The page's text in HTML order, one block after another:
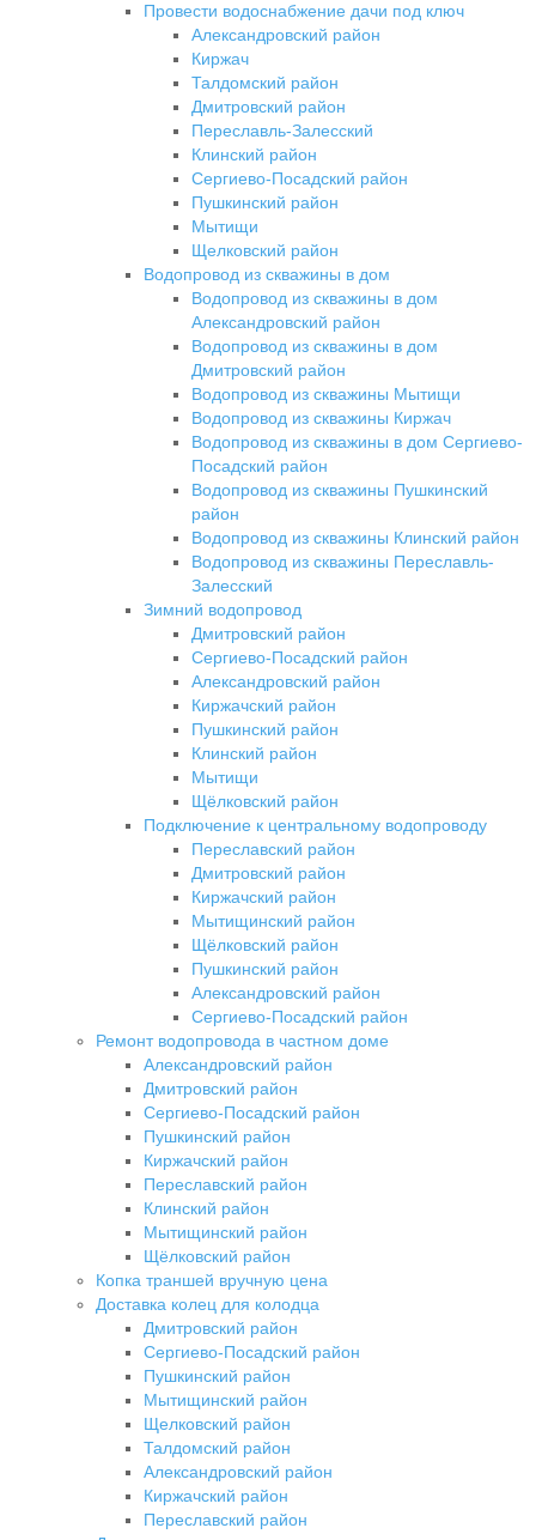
Провести водоснабжение дачи под ключ
Александровский район
Киржач
Талдомский район
Дмитровский район
Переславль-Залесский
Клинский район
Сергиево-Посадский район
Пушкинский район
Мытищи
Щелковский район
Водопровод из скважины в дом
Водопровод из скважины в дом
Александровский район
Водопровод из скважины в дом
Дмитровский район
Водопровод из скважины Мытищи
Водопровод из скважины Киржач
Водопровод из скважины в дом Сергиево-
Посадский район
Водопровод из скважины Пушкинский
район
Водопровод из скважины Клинский район
Водопровод из скважины Переславль-
Залесский
Зимний водопровод
Дмитровский район
Сергиево-Посадский район
Александровский район
Киржачский район
Пушкинский район
Клинский район
Мытищи
Щёлковский район
Подключение к центральному водопроводу
Переславский район
Дмитровский район
Киржачский район
Мытищинский район
Щёлковский район
Пушкинский район
Александровский район
Сергиево-Посадский район
Ремонт водопровода в частном доме
Александровский район
Дмитровский район
Сергиево-Посадский район
Пушкинский район
Киржачский район
Переславский район
Клинский район
Мытищинский район
Щёлковский район
Копка траншей вручную цена
Доставка колец для колодца
Дмитровский район
Сергиево-Посадский район
Пушкинский район
Мытищинский район
Щелковский район
Талдомский район
Александровский район
Киржачский район
Переславский район